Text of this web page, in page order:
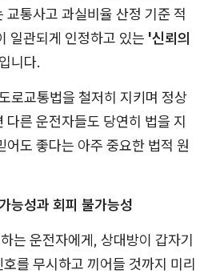
교통사고 과실비율 산정 기준 적
일관되게 인정하고 있는 '신뢰의
니다.
로교통법을 철저히 지키며 정상
다른 운전자들도 당연히 법을 지
어도 좋다는 아주 중요한 법적 원
능성과 회피 불가능성
는 운전자에게, 상대방이 갑자기
를 무시하고 끼어들 것까지 미리